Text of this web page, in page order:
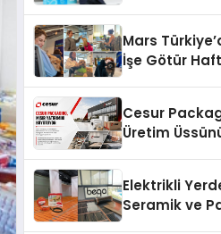
Mars
İşe Götür
Cesur
Üretim
Elektrikli
Seramik ve